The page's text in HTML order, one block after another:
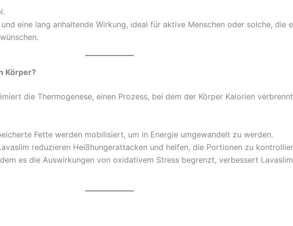
eine lang anhaltende Wirkung, ideal für aktive Menschen oder solche, die
Körper?
die Thermogenese, einen Prozess, bei dem der Körper Kalorien
Fette werden mobilisiert, um in Energie umgewandelt zu werden.
reduzieren Heißhungerattacken und helfen, die Portionen zu
es die Auswirkungen von oxidativem Stress begrenzt, verbessert